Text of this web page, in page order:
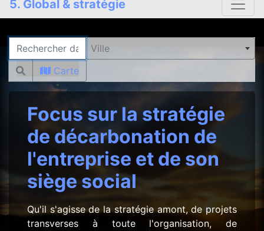
5. Global & stratégie
Rechercher
Ville
Carte
Focus sur la stratégie
de décarbonation de
l'entreprise et de son
siège social
Qu'il s'agisse de la stratégie amont, de projets
transverses à toute l'organisation, de